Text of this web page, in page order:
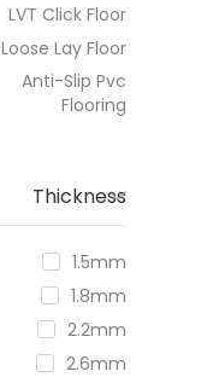
LVT Click Floor
Loose Lay Floor
Anti-Slip Pvc
Flooring
Thickness
1.5mm
1.8mm
2.2mm
2.6mm